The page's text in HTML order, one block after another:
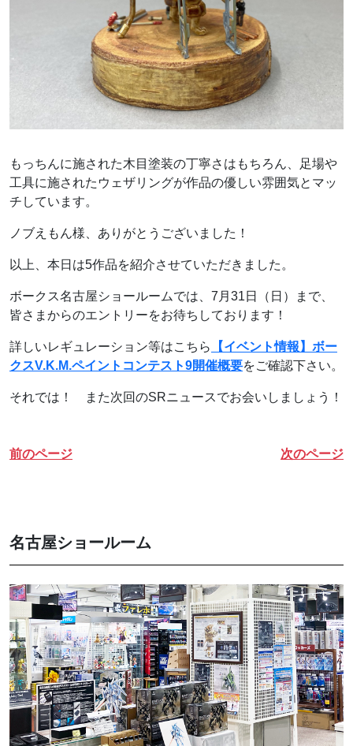
もっちんに施された木目塗装の丁寧さはもちろん、足場や
工具に施されたウェザリングが作品の優しい雰囲気とマッ
チしています。
ノブえもん様、ありがとうございました！
以上、本日は5作品を紹介させていただきました。
ボークス名古屋ショールームでは、7月31日（日）まで、
皆さまからのエントリーをお待ちしております！
詳しいレギュレーション等はこちら
【イベント情報】ボー
クスV.K.M.ペイントコンテスト9開催概要をご確認下さい。
それでは！ また次回のSRニュースでお会いしましょう！
前のページ 次のページ
名古屋ショールーム